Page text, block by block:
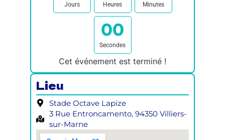
Jours Heures Minutes
00
Secondes
Cet événement est terminé !
Lieu
Stade Octave Lapize
3 Rue Entroncamento, 94350 Villiers-
sur-Marne